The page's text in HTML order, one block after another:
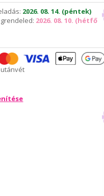
2026. 08. 14. (péntek)
2026. 08. 10. (hétfő